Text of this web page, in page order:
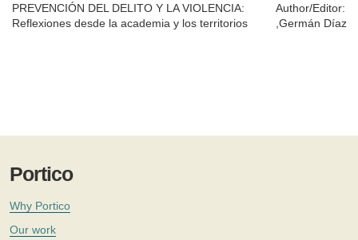
PREVENCIÓN DEL DELITO Y LA VIOLENCIA:
Reflexiones desde la academia y los territorios
Author/Editor:
,Germán Díaz
Portico
Why Portico
Our work